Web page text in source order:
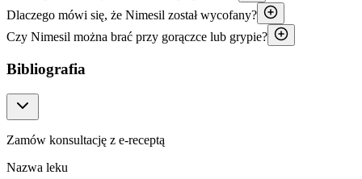
Dlaczego mówi się, że Nimesil został wycofany?
Czy Nimesil można brać przy gorączce lub grypie?
Bibliografia
Zamów konsultację z e-receptą
Nazwa leku